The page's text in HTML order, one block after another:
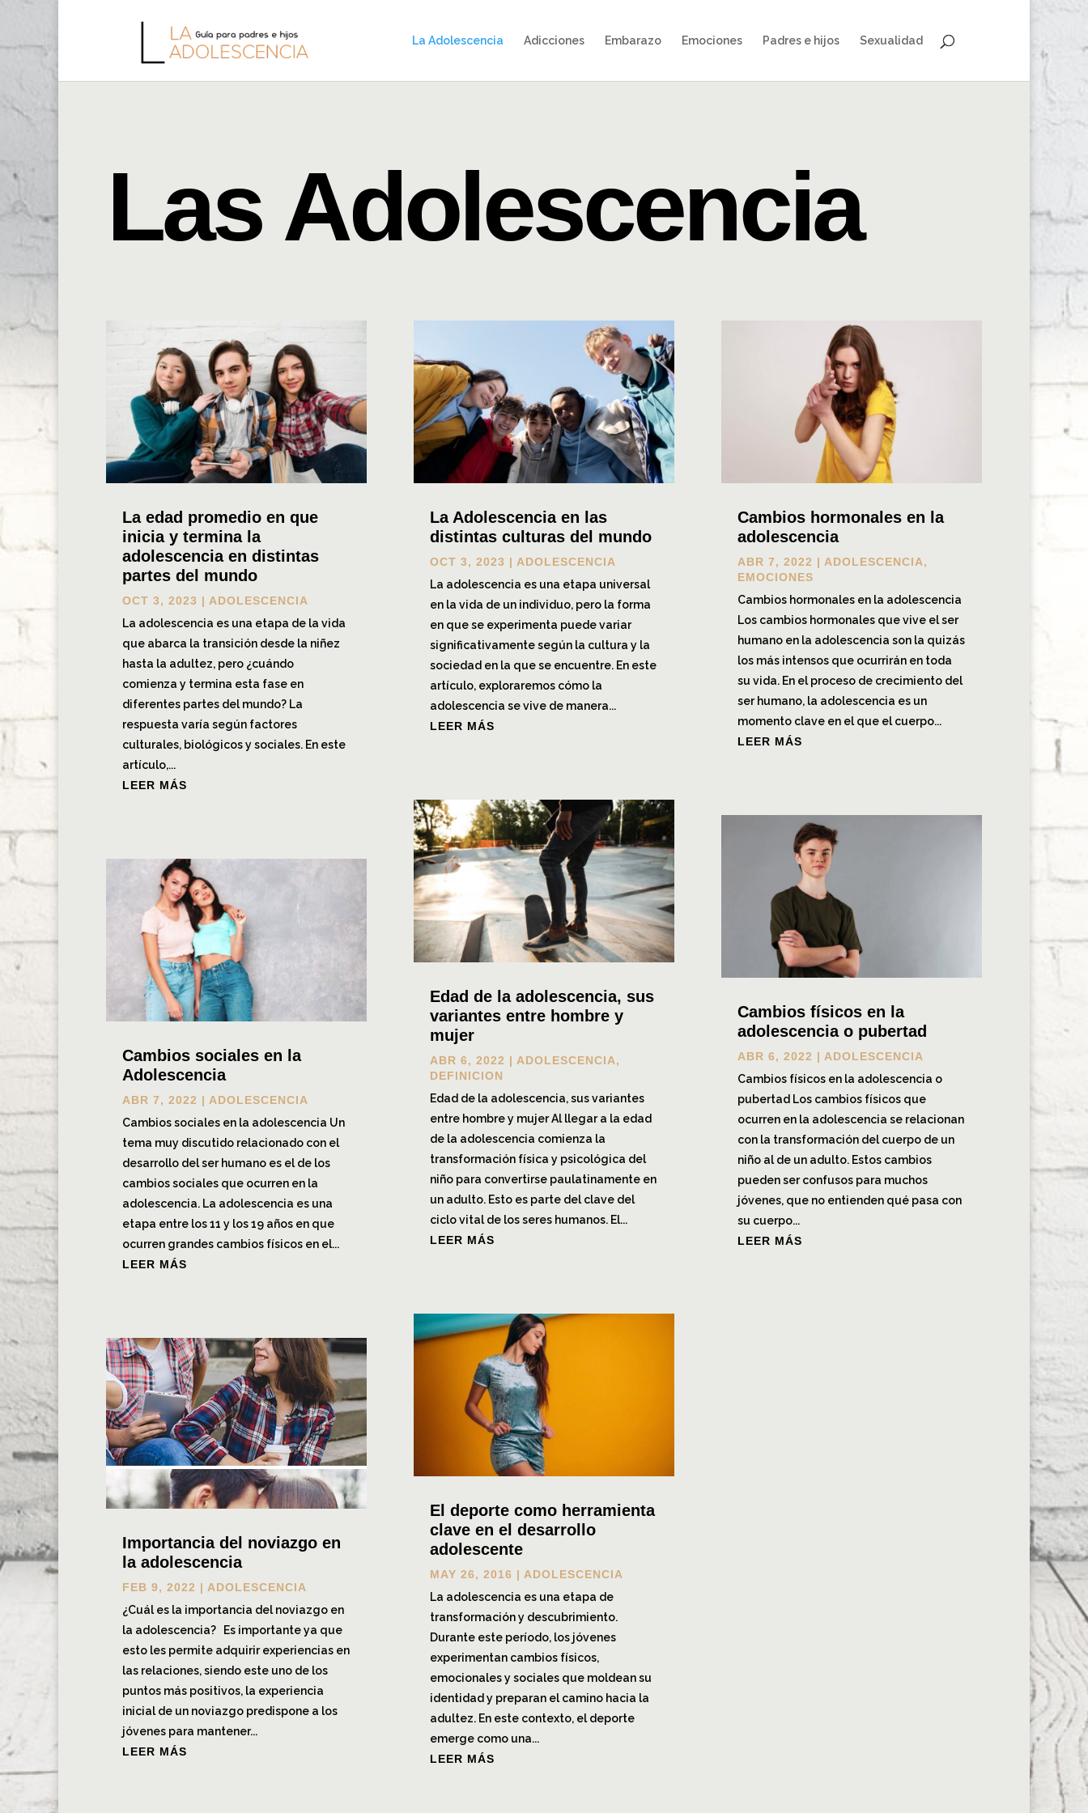
La Adolescencia Adicciones Embarazo Emociones Padres e hijos Sexualidad
Las Adolescencia
La edad promedio en que
inicia y termina la
adolescencia en distintas
partes del mundo
OCT 3, 2023 | ADOLESCENCIA
La adolescencia es una etapa de la vida
que abarca la transición desde la niñez
hasta la adultez, pero ¿cuándo
comienza y termina esta fase en
diferentes partes del mundo? La
respuesta varía según factores
culturales, biológicos y sociales. En este
artículo,...
LEER MÁS
Cambios sociales en la
Adolescencia
ABR 7, 2022 | ADOLESCENCIA
Cambios sociales en la adolescencia Un
tema muy discutido relacionado con el
desarrollo del ser humano es el de los
cambios sociales que ocurren en la
adolescencia. La adolescencia es una
etapa entre los 11 y los 19 años en que
ocurren grandes cambios físicos en el...
LEER MÁS
Importancia del noviazgo en
la adolescencia
FEB 9, 2022 | ADOLESCENCIA
¿Cuál es la importancia del noviazgo en
la adolescencia? Es importante ya que
esto les permite adquirir experiencias en
las relaciones, siendo este uno de los
puntos más positivos, la experiencia
inicial de un noviazgo predispone a los
jóvenes para mantener...
LEER MÁS
La Adolescencia en las
distintas culturas del mundo
OCT 3, 2023 | ADOLESCENCIA
La adolescencia es una etapa universal
en la vida de un individuo, pero la forma
en que se experimenta puede variar
significativamente según la cultura y la
sociedad en la que se encuentre. En este
artículo, exploraremos cómo la
adolescencia se vive de manera...
LEER MÁS
Edad de la adolescencia, sus
variantes entre hombre y
mujer
ABR 6, 2022 | ADOLESCENCIA,
DEFINICION
Edad de la adolescencia, sus variantes
entre hombre y mujer Al llegar a la edad
de la adolescencia comienza la
transformación física y psicológica del
niño para convertirse paulatinamente en
un adulto. Esto es parte del clave del
ciclo vital de los seres humanos. El...
LEER MÁS
El deporte como herramienta
clave en el desarrollo
adolescente
MAY 26, 2016 | ADOLESCENCIA
La adolescencia es una etapa de
transformación y descubrimiento.
Durante este período, los jóvenes
experimentan cambios físicos,
emocionales y sociales que moldean su
identidad y preparan el camino hacia la
adultez. En este contexto, el deporte
emerge como una...
LEER MÁS
Cambios hormonales en la
adolescencia
ABR 7, 2022 | ADOLESCENCIA,
EMOCIONES
Cambios hormonales en la adolescencia
Los cambios hormonales que vive el ser
humano en la adolescencia son la quizás
los más intensos que ocurrirán en toda
su vida. En el proceso de crecimiento del
ser humano, la adolescencia es un
momento clave en el que el cuerpo...
LEER MÁS
Cambios físicos en la
adolescencia o pubertad
ABR 6, 2022 | ADOLESCENCIA
Cambios físicos en la adolescencia o
pubertad Los cambios físicos que
ocurren en la adolescencia se relacionan
con la transformación del cuerpo de un
niño al de un adulto. Estos cambios
pueden ser confusos para muchos
jóvenes, que no entienden qué pasa con
su cuerpo...
LEER MÁS